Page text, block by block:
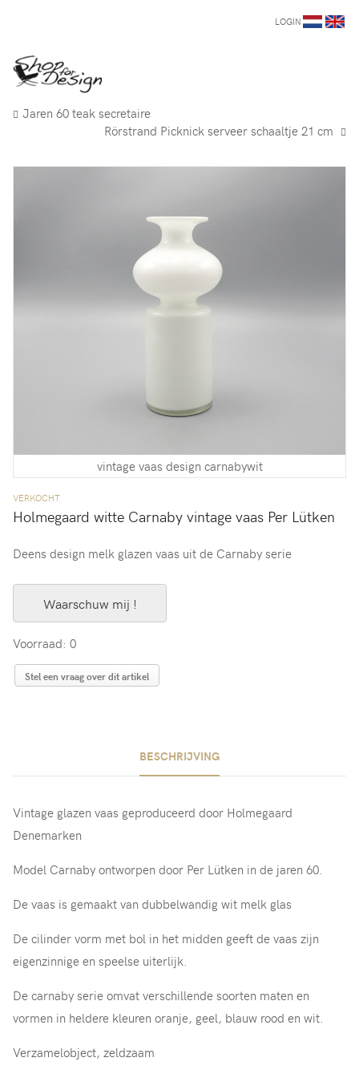
LOGIN
Jaren 60 teak secretaire
Rörstrand Picknick serveer schaaltje 21 cm
vintage vaas design carnabywit
VERKOCHT
Holmegaard witte Carnaby vintage vaas Per Lütken
Deens design melk glazen vaas uit de Carnaby serie
Waarschuw mij !
Voorraad: 0
Stel een vraag over dit artikel
BESCHRIJVING
Vintage glazen vaas geproduceerd door Holmegaard
Denemarken
Model Carnaby ontworpen door Per Lütken in de jaren 60.
De vaas is gemaakt van dubbelwandig wit melk glas
De cilinder vorm met bol in het midden geeft de vaas zijn
eigenzinnige en speelse uiterlijk.
De carnaby serie omvat verschillende soorten maten en
vormen in heldere kleuren oranje, geel, blauw rood en wit.
Verzamelobject, zeldzaam